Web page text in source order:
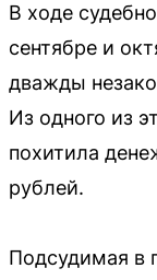
В ходе
сентябре и
дважды
Из одного из
похитила
рублей.
Подсудимая в